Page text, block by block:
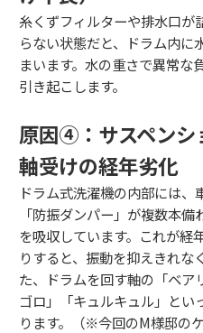
糸くずフィルターや排水口が
らない状態だと、ドラム内に
まいます。水の重さで異常な
引き起こします。
原因④：サスペンシ
軸受けの経年劣化
ドラム式洗濯機の内部には
「防振ダンパー」が複数本
を吸収しています。これが経
りすると、振動を抑えきれな
た、ドラムを回す軸の「ベア
ゴロ」「キュルキュル」と
ります。（※今回のM様邸の